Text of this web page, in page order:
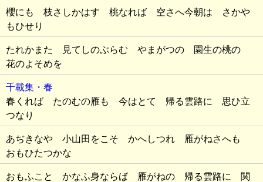
櫻にも 枝さしかはす 桃なれば 空さへ今朝は さかや
もひせり
たれかまた 見てしのぶらむ やまがつの 園生の桃の
花のよそめを
千載集・春
春くれば たのむの雁も 今はとて 帰る雲路に 思ひ立
つなり
あぢきなや 小山田をこそ かへしつれ 雁がねさへも
おもひたつかな
おもふこと かなふ身ならば 雁がねの 帰る雲路に 関